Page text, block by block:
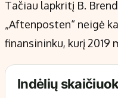
Tačiau lapkritį B.
„Aftenposten“ neigė
finansininku, kurį 2019